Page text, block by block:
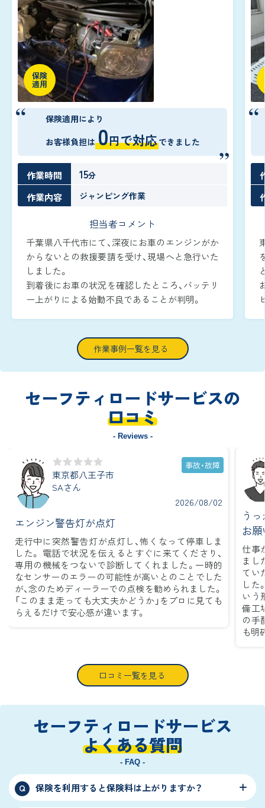
保険
適用
保険適用により
お客様負担は 0円で対応できました
作業時間 15分
作業内容 ジャンピング作業
担当者コメント
千葉県八千代市にて、深夜にお車のエンジンがか
からないとの救援要請を受け、現場へと急行いた
しました。
到着後にお車の状況を確認したところ、バッテリ
ー上がりによる始動不良であることが判明。
速に復旧作業へ取り掛かりました。
ブースターケーブルをバッテリー端子へ確実に
つなぎ、ジャンピング作業を実施し、到着から約
きました。
作業事例一覧を見る
セーフティロードサービスの
口コミ
- Reviews -
東京都八王子市
SAさん
事故・故障
2026/08/02
エンジン警告灯が点灯
走行中に突然警告灯が点灯し、怖くなって停車しま
した。 電話で状況を伝えるとすぐに来てくださり、
専用の機械をつないで診断してくれました。一時的
なセンサーのエラーの可能性が高いとのことでした
が、念のためディーラーでの点検を勧められました。
「このまま走っても大丈夫かどうか」をプロに見ても
らえるだけで安心感が違います。
う
お
仕事
まし
てい
した
いう
備工
の手
も明
口コミ一覧を見る
セーフティロードサービス
よくある質問
- FAQ -
Q 保険を利用すると保険料は上がりますか？